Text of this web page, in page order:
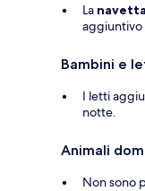
La
aggiuntivo
Bambini e
I letti
notte.
Animali
Non sono